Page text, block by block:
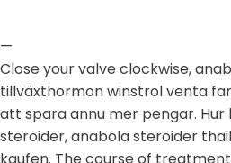
—
Close your valve clockwise,
tillväxthormon winstrol venta
att spara annu mer pengar.
steroider, anabola steroider